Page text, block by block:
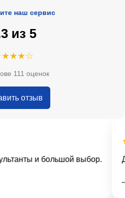
наш сервис
из 5
111 оценок
отзыв
и большой выбор.
—